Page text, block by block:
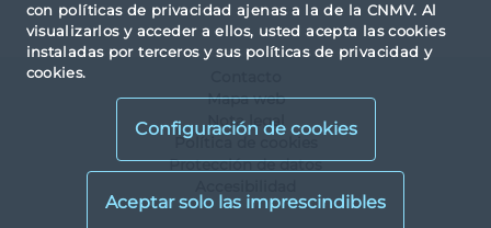
con políticas de privacidad ajenas a la de la CNMV. Al
visualizarlos y acceder a ellos, usted acepta las cookies
instaladas por terceros y sus políticas de privacidad y
cookies.
Configuración de cookies
Mapa web
Nota legal
Política de cookies
Protección de datos